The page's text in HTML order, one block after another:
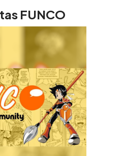
FUNCO